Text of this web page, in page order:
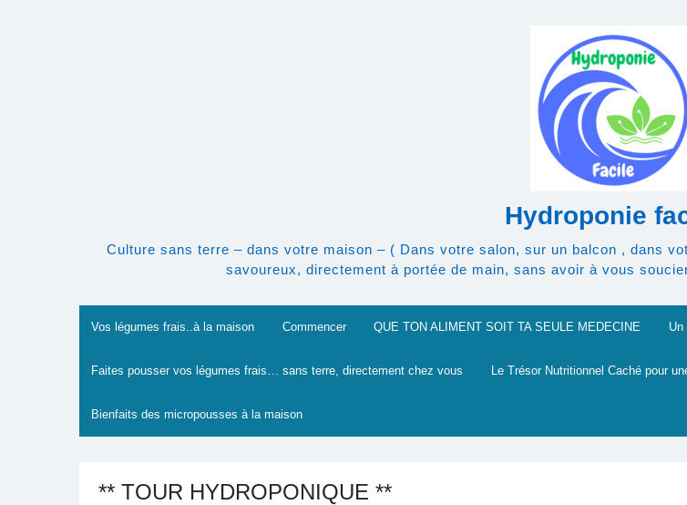
Hydroponie
Culture sans terre – dans votre maison – ( Dans votre salon, sur un balcon , dans
savoureux, directement à portée de main, sans avoir à vous
Vos légumes frais..à la maison Commencer QUE TON ALIMENT SOIT TA SEULE MEDECINE
Faites pousser vos légumes frais… sans terre, directement chez vous Le Trésor Nutritionnel Caché pour
Bienfaits des micropousses à la maison
** TOUR HYDROPONIQUE **